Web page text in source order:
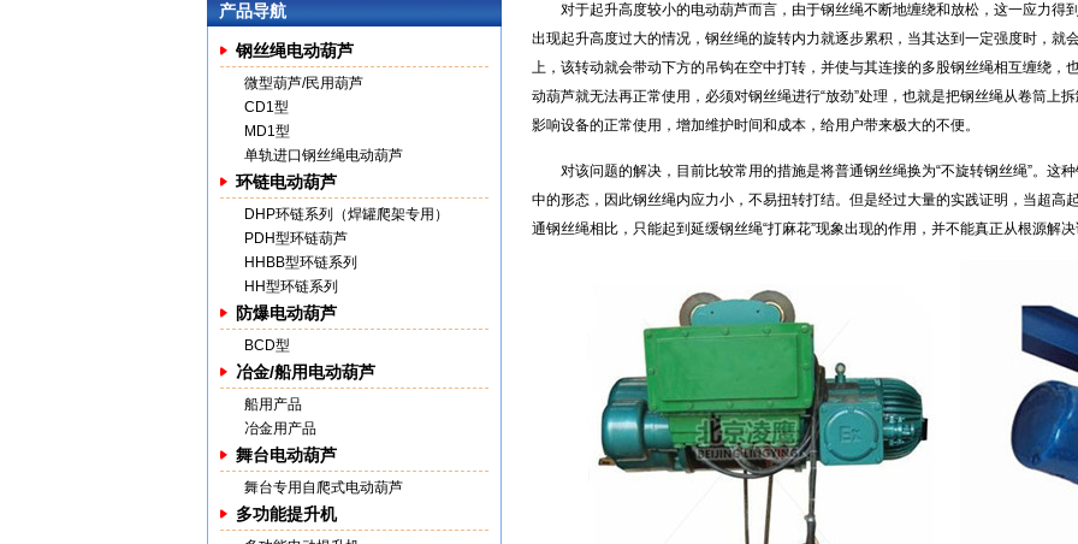
产品导航
钢丝绳电动葫芦
微型葫芦/民用葫芦
CD1型
MD1型
单轨进口钢丝绳电动葫芦
环链电动葫芦
DHP环链系列（焊罐爬架专用）
PDH型环链葫芦
HHBB型环链系列
HH型环链系列
防爆电动葫芦
BCD型
冶金/船用电动葫芦
船用产品
冶金用产品
舞台电动葫芦
舞台专用自爬式电动葫芦
多功能提升机
对于起升高度较小的电动葫芦而言，由于钢丝绳不断地缠绕和放松，这一应力得
出现起升高度过大的情况，钢丝绳的旋转内力就逐步累积，当其达到一定强度时，就
上，该转动就会带动下方的吊钩在空中打转，并使与其连接的多股钢丝绳相互缠绕，
动葫芦就无法再正常使用，必须对钢丝绳进行“放劲”处理，也就是把钢丝绳从卷筒上
影响设备的正常使用，增加维护时间和成本，给用户带来极大的不便。
对该问题的解决，目前比较常用的措施是将普通钢丝绳换为“不旋转钢丝绳”。这
中的形态，因此钢丝绳内应力小，不易扭转打结。但是经过大量的实践证明，当超高
通钢丝绳相比，只能起到延缓钢丝绳“打麻花”现象出现的作用，并不能真正从根源解